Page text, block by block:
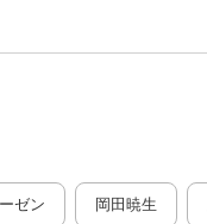
ゼン 岡田暁生